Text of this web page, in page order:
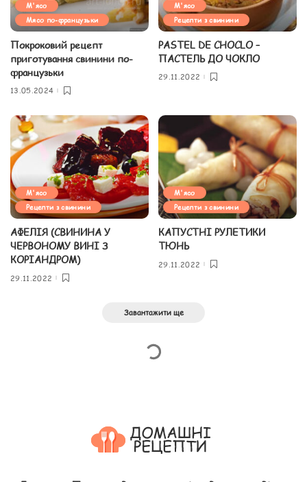
М'ясо
Мясо по-французьки
Покроковий рецепт
приготування свинини по-
французьки
13.05.2024
М'ясо
Рецепти з свинини
PASTEL DE CHOCLO –
ПАСТЕЛЬ ДО ЧОКЛО
29.11.2022
М'ясо
Рецепти з свинини
АФЕЛІЯ (СВИНИНА У
ЧЕРВОНОМУ ВИНІ З
КОРІАНДРОМ)
29.11.2022
М'ясо
Рецепти з свинини
КАПУСТНІ РУЛЕТИКИ
ТЮНЬ
29.11.2022
Завантажити ще